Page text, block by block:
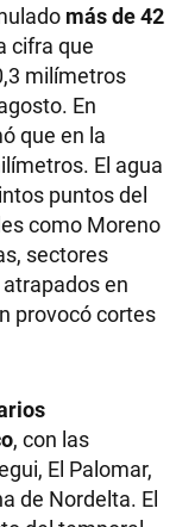
más de 42
cifra que
milímetros
En
que en la
El agua
puntos del
como Moreno
sectores
en
provocó cortes
, con las
El Palomar,
de Nordelta. El